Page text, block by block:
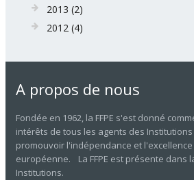
2013 (2)
2012 (4)
A propos de nous
Fondée en 1962, la FFPE s'est donné
intérêts de tous les agents des
promouvoir l'indépendance et
européenne. La FFPE est présente dans
Institutions.